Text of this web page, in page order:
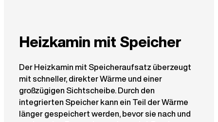
Heizkamin mit Speicher
Der Heizkamin mit Speicheraufsatz überzeugt
mit schneller, direkter Wärme und einer
großzügigen Sichtscheibe. Durch den
integrierten Speicher kann ein Teil der Wärme
länger gespeichert werden, bevor sie nach und